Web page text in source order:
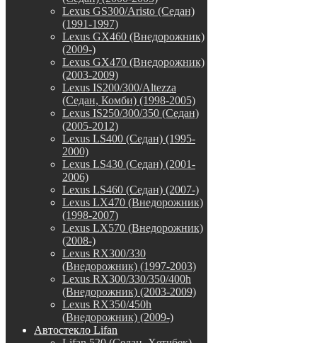
Lexus GS300/Aristo (Седан)
(1991-1997)
Lexus GX460 (Внедорожник)
(2009-)
Lexus GX470 (Внедорожник)
(2003-2009)
Lexus IS200/300/Altezza
(Седан, Комби) (1998-2005)
Lexus IS250/300/350 (Седан)
(2005-2012)
Lexus LS400 (Седан) (1995-
2000)
Lexus LS430 (Седан) (2001-
2006)
Lexus LS460 (Седан) (2007-)
Lexus LX470 (Внедорожник)
(1998-2007)
Lexus LX570 (Внедорожник)
(2008-)
Lexus RX300/330
(Внедорожник) (1997-2003)
Lexus RX300/330/350/400h
(Внедорожник) (2003-2009)
Lexus RX350/450h
(Внедорожник) (2009-)
Автостекло Lifan